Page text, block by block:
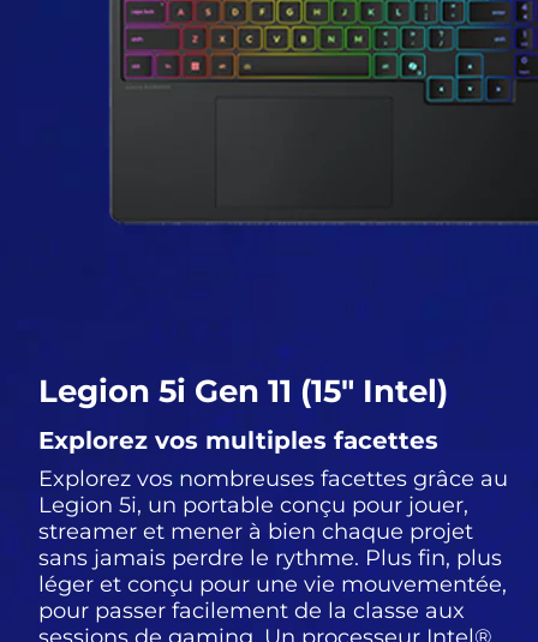
Legion 5i Gen 11 (15″ Intel)
Explorez vos multiples facettes
Explorez vos nombreuses facettes grâce au
Legion 5i, un portable conçu pour jouer,
streamer et mener à bien chaque projet
sans jamais perdre le rythme. Plus fin, plus
léger et conçu pour une vie mouvementée,
pour passer facilement de la classe aux
sessions de gaming. Un processeur Intel®